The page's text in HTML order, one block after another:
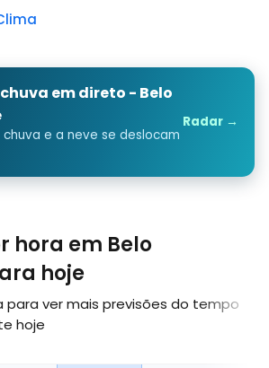
em direto - Belo
e a neve se deslocam
Radar →
hora em Belo
hoje
para ver mais previsões do tempo
hoje